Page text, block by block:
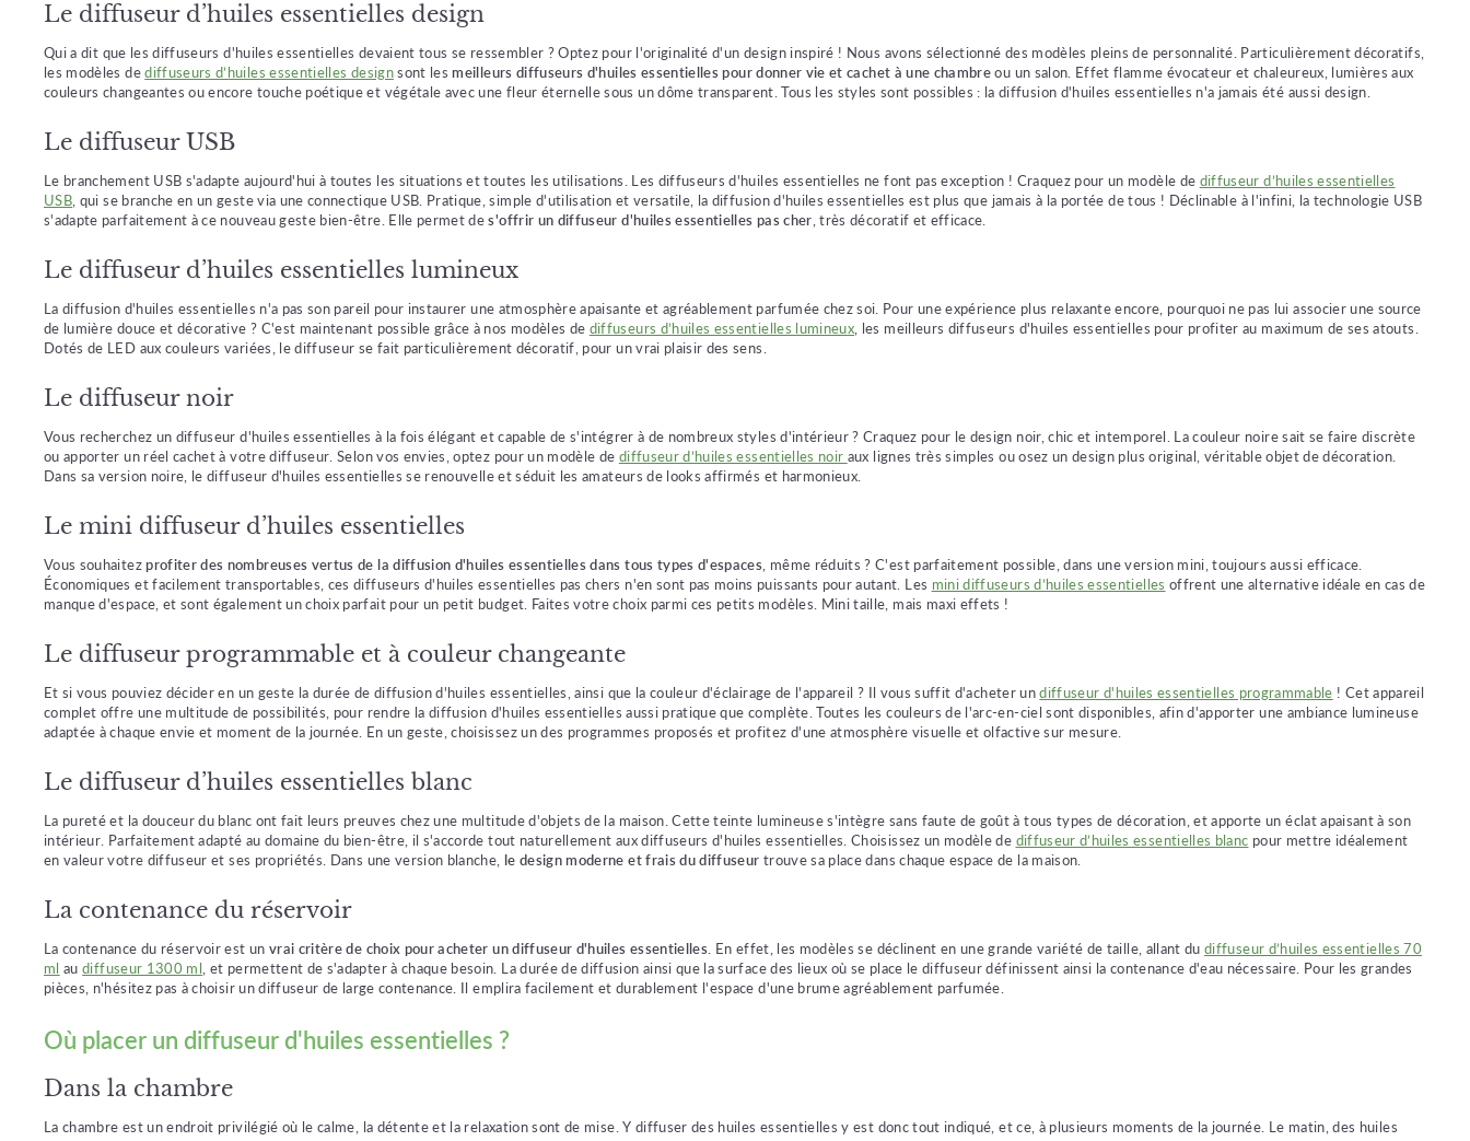
Le diffuseur d’huiles essentielles design
Qui a dit que les diffuseurs d'huiles essentielles devaient tous se ressembler ? Optez pour l'originalité d'un design inspiré ! Nous avons sélectionné des modèles pleins de personnalité. Particulièrement décoratifs,
les modèles dediffuseurs d’huiles essentielles designsont lesmeilleurs diffuseurs d'huiles essentielles pour donner vie et cachet à une chambreou un salon. Effet flamme évocateur et chaleureux, lumières aux
couleurs changeantes ou encore touche poétique et végétale avec une fleur éternelle sous un dôme transparent. Tous les styles sont possibles : la diffusion d'huiles essentielles n'a jamais été aussi design.
Le diffuseur USB
Le branchement USB s'adapte aujourd'hui à toutes les situations et toutes les utilisations. Les diffuseurs d'huiles essentielles ne font pas exception ! Craquez pour un modèle de diffuseur d’huiles essentielles
USB, qui se branche en un geste via une connectique USB. Pratique, simple d'utilisation et versatile, la diffusion d'huiles essentielles est plus que jamais à la portée de tous ! Déclinable à l'infini, la technologie USB
s'adapte parfaitement à ce nouveau geste bien-être. Elle permet des'offrir un diffuseur d'huiles essentielles pas cher, très décoratif et efficace.
Le diffuseur d’huiles essentielles lumineux
La diffusion d'huiles essentielles n'a pas son pareil pour instaurer une atmosphère apaisante et agréablement parfumée chez soi. Pour une expérience plus relaxante encore, pourquoi ne pas lui associer une source
de lumière douce et décorative ? C'est maintenant possible grâce à nos modèles de diffuseurs d’huiles essentielles lumineux, les meilleurs diffuseurs d'huiles essentielles pour profiter au maximum de ses atouts.
Dotés de LED aux couleurs variées, le diffuseur se fait particulièrement décoratif, pour un vrai plaisir des sens.
Le diffuseur noir
Vous recherchez un diffuseur d'huiles essentielles à la fois élégant et capable de s'intégrer à de nombreux styles d'intérieur ? Craquez pour le design noir, chic et intemporel. La couleur noire sait se faire discrète
ou apporter un réel cachet à votre diffuseur. Selon vos envies, optez pour un modèle de diffuseur d’huiles essentielles noir aux lignes très simples ou osez un design plus original, véritable objet de décoration.
Dans sa version noire, le diffuseur d'huiles essentielles se renouvelle et séduit les amateurs de looks affirmés et harmonieux.
Le mini diffuseur d’huiles essentielles
Vous souhaitezprofiter des nombreuses vertus de la diffusion d'huiles essentielles dans tous types d'espaces, même réduits ? C'est parfaitement possible, dans une version mini, toujours aussi efficace.
Économiques et facilement transportables, ces diffuseurs d'huiles essentielles pas chers n'en sont pas moins puissants pour autant. Les mini diffuseurs d’huiles essentielles offrent une alternative idéale en cas de
manque d'espace, et sont également un choix parfait pour un petit budget. Faites votre choix parmi ces petits modèles. Mini taille, mais maxi effets !
Le diffuseur programmable et à couleur changeante
Et si vous pouviez décider en un geste la durée de diffusion d'huiles essentielles, ainsi que la couleur d'éclairage de l'appareil ? Il vous suffit d'acheter undiffuseur d'huiles essentielles programmable ! Cet appareil
complet offre une multitude de possibilités, pour rendre la diffusion d'huiles essentielles aussi pratique que complète. Toutes les couleurs de l'arc-en-ciel sont disponibles, afin d'apporter une ambiance lumineuse
adaptée à chaque envie et moment de la journée. En un geste, choisissez un des programmes proposés et profitez d'une atmosphère visuelle et olfactive sur mesure.
Le diffuseur d’huiles essentielles blanc
La pureté et la douceur du blanc ont fait leurs preuves chez une multitude d'objets de la maison. Cette teinte lumineuse s'intègre sans faute de goût à tous types de décoration, et apporte un éclat apaisant à son
intérieur. Parfaitement adapté au domaine du bien-être, il s'accorde tout naturellement aux diffuseurs d'huiles essentielles. Choisissez un modèle de diffuseur d’huiles essentielles blanc pour mettre idéalement
en valeur votre diffuseur et ses propriétés. Dans une version blanche, le design moderne et frais du diffuseur trouve sa place dans chaque espace de la maison.
La contenance du réservoir
La contenance du réservoir est un vrai critère de choix pour acheter un diffuseur d'huiles essentielles. En effet, les modèles se déclinent en une grande variété de taille, allant dudiffuseur d’huiles essentielles 70
ml audiffuseur 1300 ml, et permettent de s'adapter à chaque besoin. La durée de diffusion ainsi que la surface des lieux où se place le diffuseur définissent ainsi la contenance d'eau nécessaire. Pour les grandes
pièces, n'hésitez pas à choisir un diffuseur de large contenance. Il emplira facilement et durablement l'espace d'une brume agréablement parfumée.
Où placer un diffuseur d'huiles essentielles ?
Dans la chambre
La chambre est un endroit privilégié où le calme, la détente et la relaxation sont de mise. Y diffuser des huiles essentielles y est donc tout indiqué, et ce, à plusieurs moments de la journée. Le matin, des huiles